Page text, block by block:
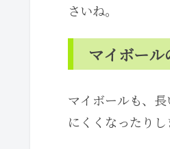
さいね。
マイボー
マイボールも、
にくくなったり